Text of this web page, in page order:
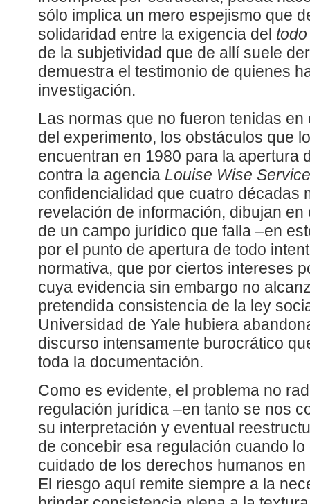
sólo implica un mero espejismo que
solidaridad entre la exigencia del
de la subjetividad que de allí suele
demuestra el testimonio de quienes
investigación.
Las normas que no fueron tenidas
del experimento, los obstáculos que
encuentran en 1980 para la apertura
contra la agencia Louise Wise
confidencialidad que cuatro décadas
revelación de información, dibujan
de un campo jurídico que falla –en
por el punto de apertura de todo
normativa, que por ciertos intereses
cuya evidencia sin embargo no
pretendida consistencia de la ley
Universidad de Yale hubiera
discurso intensamente burocrático
toda la documentación.
Como es evidente, el problema no
regulación jurídica –en tanto se nos
su interpretación y eventual
de concebir esa regulación cuando
cuidado de los derechos humanos
El riesgo aquí remite siempre a la